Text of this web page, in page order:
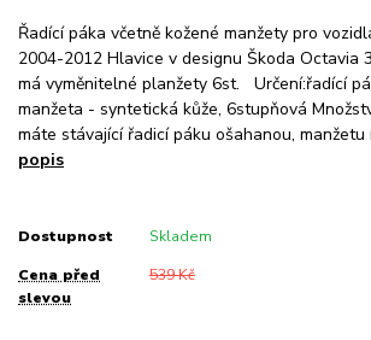
Řadící páka včetně kožené manžety pro
2004-2012 Hlavice v designu Škoda Octavia
má vyměnitelné planžety 6st. Určení:řadící
manžeta - syntetická kůže, 6stupňová
máte stávající řadicí páku ošahanou, manžetu
popis
Dostupnost Skladem
Cena před
slevou
539 Kč